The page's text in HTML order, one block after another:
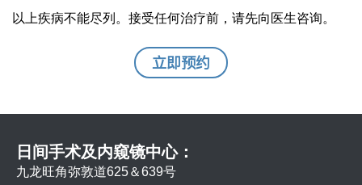
以上疾病不能尽列。接受任何治疗前，请先向医生咨询。
立即预约
日间手术及内窥镜中心：
九龙旺角弥敦道625＆639号